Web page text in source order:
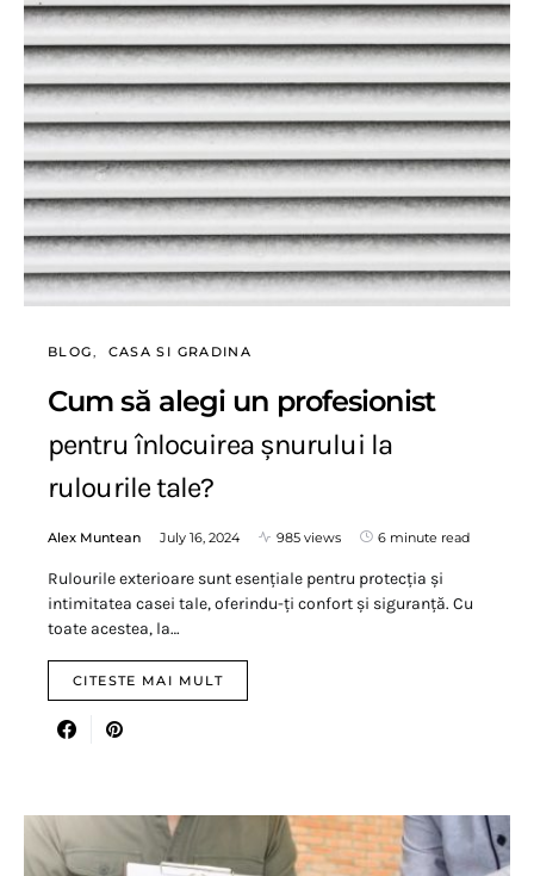
BLOG CASA SI GRADINA
Cum să alegi un profesionist
pentru înlocuirea șnurului la
rulourile tale?
Alex Muntean July 16, 2024 985 views 6 minute read
Rulourile exterioare sunt esențiale pentru protecția și
intimitatea casei tale, oferindu-ți confort și siguranță. Cu
toate acestea, la…
CITESTE MAI MULT